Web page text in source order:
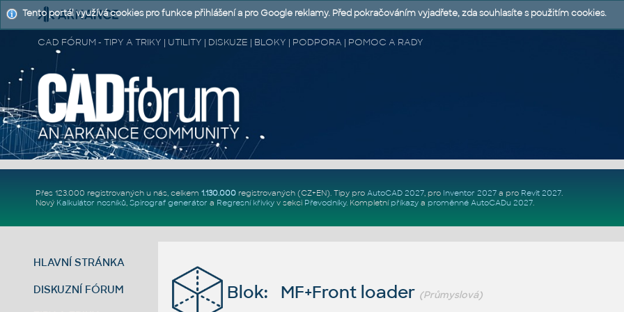
CAD FÓRUM - TIPY A TRIKY | UTILITY | DISKUZE | BLOKY | PODPORA | POMOC A RADY
Přes 123.000 registrovaných u nás, celkem 1.130.000registrovaných (CZ+EN). Tipy pro AutoCAD 2027, pro Inventor 2027a pro Revit 2027.
Nový Kalkulátor nosníků, Spirograf generátor a Regresní křivkyv sekci Převodníky. Kompletní příkazya proměnné AutoCADu 2027.
HLAVNÍ STRÁNKA
DISKUZNÍ FÓRUM Blok: MF+Front loader (Průmyslová)
Tento portál využívá cookies pro funkce přihlášení a pro Google reklamy. Před pokračováním vyjadřete, zda souhlasíte s použitím cookies.